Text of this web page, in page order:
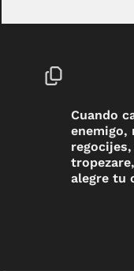
Cuando
enemigo,
alegre tu